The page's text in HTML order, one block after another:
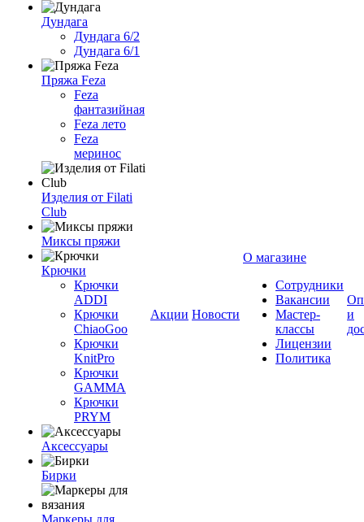
Дундага
Дундага 6/2
Дундага 6/1
Пряжа Feza
Feza
фантазийная
Feza лето
Feza
меринос
Изделия от Filati
Club
Миксы пряжи
Крючки
Крючки
ADDI
Крючки
ChiaoGoo
Крючки
KnitPro
Крючки
GAMMA
Крючки
PRYM
Аксессуары
Бирки
Маркеры для
Акции Новости
О магазине
Сотрудники
Вакансии
Мастер-
классы
Лицензии
Политика
и